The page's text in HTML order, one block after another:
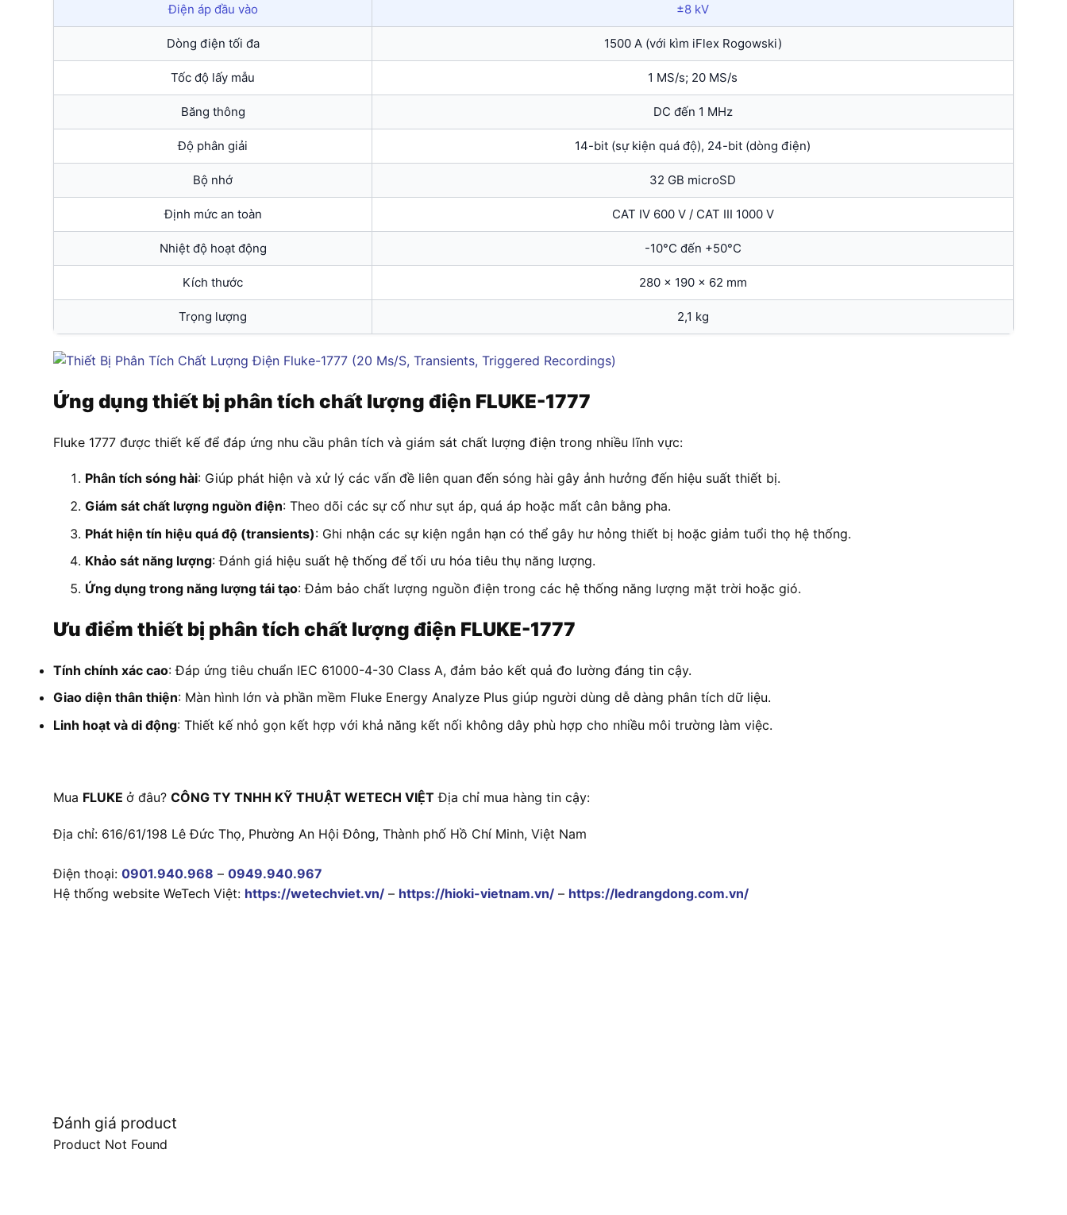
Điện áp đầu vào ±8 kV
Dòng điện tối đa 1500 A (với kìm iFlex Rogowski)
Tốc độ lấy mẫu 1 MS/s; 20 MS/s
Băng thông DC đến 1 MHz
Độ phân giải 14-bit (sự kiện quá độ), 24-bit (dòng điện)
Bộ nhớ 32 GB microSD
Định mức an toàn CAT IV 600 V / CAT III 1000 V
Nhiệt độ hoạt động -10°C đến +50°C
Kích thước 280 x 190 x 62 mm
Trọng lượng 2,1 kg
Ứng dụng thiết bị phân tích chất lượng điện FLUKE-1777
Fluke 1777 được thiết kế để đáp ứng nhu cầu phân tích và giám sát chất lượng điện trong nhiều lĩnh vực:
Phân tích sóng hài: Giúp phát hiện và xử lý các vấn đề liên quan đến sóng hài gây ảnh hưởng đến hiệu suất thiết bị.
Giám sát chất lượng nguồn điện: Theo dõi các sự cố như sụt áp, quá áp hoặc mất cân bằng pha.
Phát hiện tín hiệu quá độ (transients): Ghi nhận các sự kiện ngắn hạn có thể gây hư hỏng thiết bị hoặc giảm tuổi thọ hệ thống.
Khảo sát năng lượng: Đánh giá hiệu suất hệ thống để tối ưu hóa tiêu thụ năng lượng.
Ứng dụng trong năng lượng tái tạo: Đảm bảo chất lượng nguồn điện trong các hệ thống năng lượng mặt trời hoặc gió.
Ưu điểm thiết bị phân tích chất lượng điện FLUKE-1777
Tính chính xác cao: Đáp ứng tiêu chuẩn IEC 61000-4-30 Class A, đảm bảo kết quả đo lường đáng tin cậy.
Giao diện thân thiện: Màn hình lớn và phần mềm Fluke Energy Analyze Plus giúp người dùng dễ dàng phân tích dữ liệu.
Linh hoạt và di động: Thiết kế nhỏ gọn kết hợp với khả năng kết nối không dây phù hợp cho nhiều môi trường làm việc.
Mua FLUKE ở đâu? CÔNG TY TNHH KỸ THUẬT WETECH VIỆT Địa chỉ mua hàng tin cậy:
Địa chỉ: 616/61/198 Lê Đức Thọ, Phường An Hội Đông, Thành phố Hồ Chí Minh, Việt Nam
Điện thoại: 0901.940.968 – 0949.940.967
Hệ thống website WeTech Việt: https://wetechviet.vn/ – https://hioki-vietnam.vn/ – https://ledrangdong.com.vn/
Đánh giá product
Product Not Found